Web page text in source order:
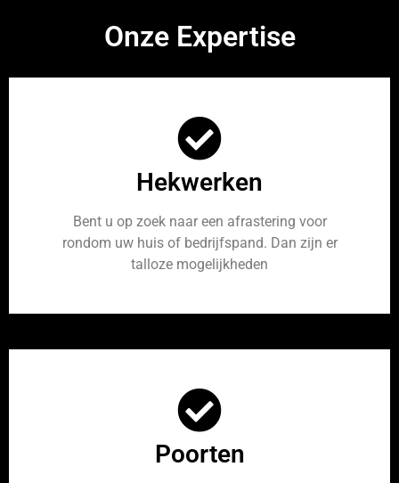
Onze Expertise
Hekwerken
Bent u op zoek naar een afrastering voor
rondom uw huis of bedrijfspand. Dan zijn er
talloze mogelijkheden
Poorten